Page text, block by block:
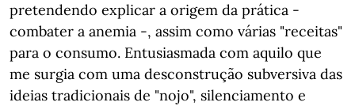
pretendendo explicar a origem da prática -
combater a anemia -, assim como várias "receitas"
para o consumo. Entusiasmada com aquilo que
me surgia com uma desconstrução subversiva das
ideias tradicionais de "nojo", silenciamento e